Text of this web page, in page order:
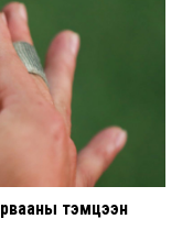
тэмцээн